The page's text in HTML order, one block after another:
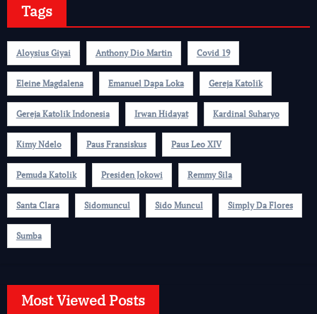
Tags
Aloysius Giyai Anthony Dio Martin Covid 19
Eleine Magdalena Emanuel Dapa Loka Gereja Katolik
Gereja Katolik Indonesia Irwan Hidayat Kardinal Suharyo
Kimy Ndelo Paus Fransiskus Paus Leo XIV
Pemuda Katolik Presiden Jokowi Remmy Sila
Santa Clara Sidomuncul Sido Muncul Simply Da Flores
Sumba
Most Viewed Posts